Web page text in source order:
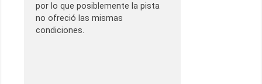
por lo que posiblemente la pista
no ofreció las mismas
condiciones.